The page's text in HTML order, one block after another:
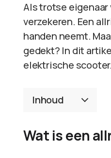
Als trotse
verzekeren. Een
handen neemt.
gedekt? In dit
elektrische scooter.
Inhoud
Wat is een